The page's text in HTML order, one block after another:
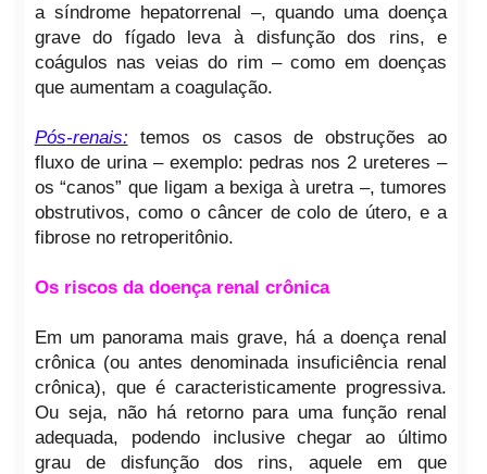
a síndrome hepatorrenal –, quando uma doença
grave do fígado leva à disfunção dos rins, e
coágulos nas veias do rim – como em doenças
que aumentam a coagulação.
Pós-renais: temos os casos de obstruções ao
fluxo de urina – exemplo: pedras nos 2 ureteres –
os “canos” que ligam a bexiga à uretra –, tumores
obstrutivos, como o câncer de colo de útero, e a
fibrose no retroperitônio.
Os riscos da doença renal crônica
Em um panorama mais grave, há a doença renal
crônica (ou antes denominada insuficiência renal
crônica), que é caracteristicamente progressiva.
Ou seja, não há retorno para uma função renal
adequada, podendo inclusive chegar ao último
grau de disfunção dos rins, aquele em que